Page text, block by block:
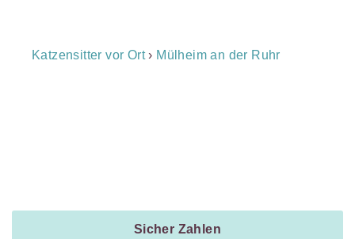
Breadcrumb
Katzensitter vor Ort› Mülheim an der Ruhr
Sicher Zahlen